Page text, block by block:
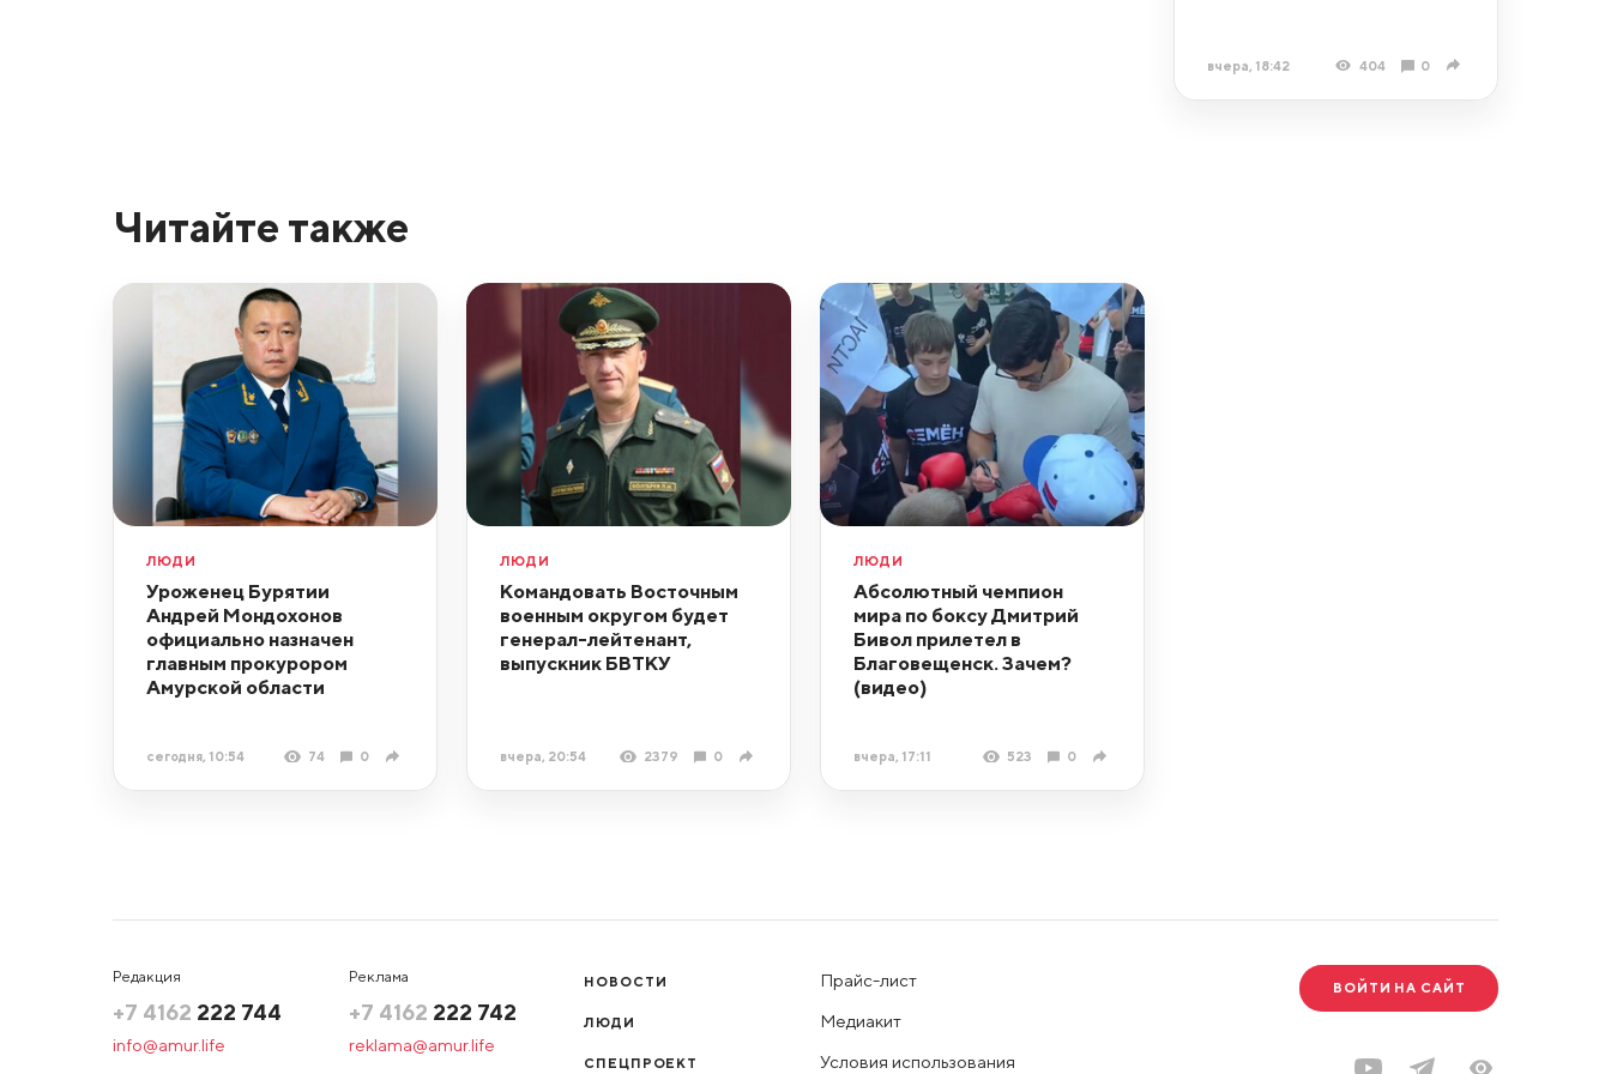
вчера, 18:42 404 0
Читайте также
ЛЮДИ
Уроженец Бурятии
Андрей Мондохонов
официально назначен
главным прокурором
Амурской области
сегодня, 10:54 74 0
ЛЮДИ
Командовать Восточным
военным округом будет
генерал-лейтенант,
выпускник БВТКУ
вчера, 20:54 2379 0
ЛЮДИ
Абсолютный чемпион
мира по боксу Дмитрий
Бивол прилетел в
Благовещенск. Зачем?
(видео)
вчера, 17:11 523 0
Редакция
+7 4162 222 744
info@amur.life
Реклама
+7 4162 222 742
reklama@amur.life
НОВОСТИ
ЛЮДИ
СПЕЦПРОЕКТ
Прайс-лист
Медиакит
Условия использования
ВОЙТИ НА САЙТ